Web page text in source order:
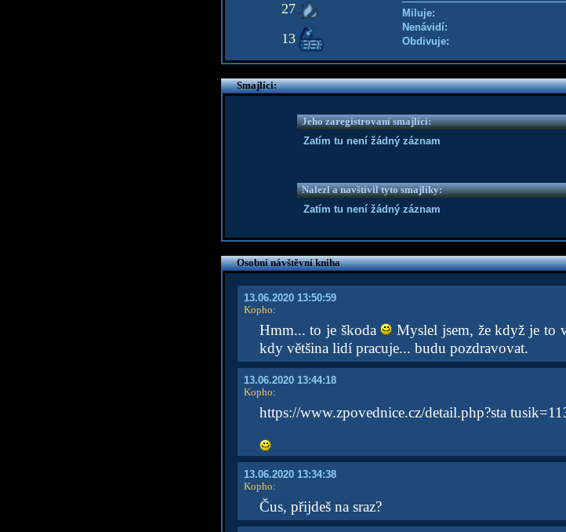
27
13
Miluje:
Nenávidí:
Obdivuje:
Smajlíci:
Jeho zaregistrovaní smajlíci:
Zatím tu není žádný záznam
Nalezl a navštívil tyto smajlíky:
Zatím tu není žádný záznam
Osobní návštěvní kniha
13.06.2020 13:50:59
Kopho:
Hmm... to je škoda
Myslel jsem, že když je to
kdy většina lidí pracuje... budu pozdravovat.
13.06.2020 13:44:18
Kopho:
https://www.zpovednice.cz/detail.php?sta
13.06.2020 13:34:38
Kopho:
Čus, přijdeš na sraz?